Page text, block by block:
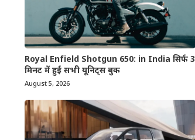
Royal Enfield Shotgun 650: in India सिर्फ 3
मिनट में हुई सभी यूनिट्स बुक
August 5, 2026